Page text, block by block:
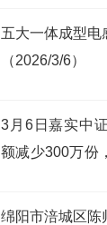
五大一体成型电
（2026/3/6）
3月6日嘉实中
额减少300万份
绵阳市涪城区陈